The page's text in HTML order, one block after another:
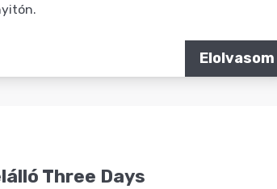
Elolvasom
Three Days